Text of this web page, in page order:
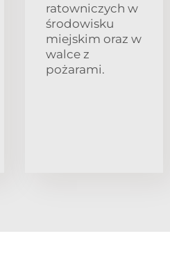
ratowniczych w
środowisku
miejskim oraz w
walce z
pożarami.